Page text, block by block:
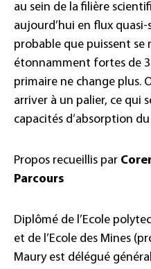
au sein de la filière
aujourd’hui en flux quasi-
probable que puissent se
étonnamment fortes de
primaire ne change plus.
arriver à un palier, ce qui
capacités d’absorption
Propos recueillis par
Parcours
Diplômé de l’Ecole
et de l’Ecole des Mines
Maury est délégué